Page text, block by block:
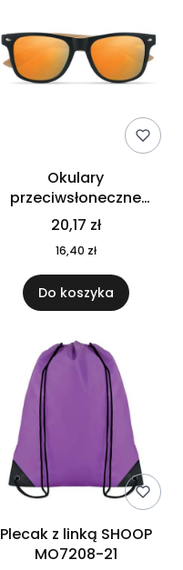
Okulary
przeciwsłoneczne
CALIFORNIA TOUCH
MO9617-10
20,17 zł
16,40 zł
Do koszyka
Plecak z linką SHOOP
MO7208-21